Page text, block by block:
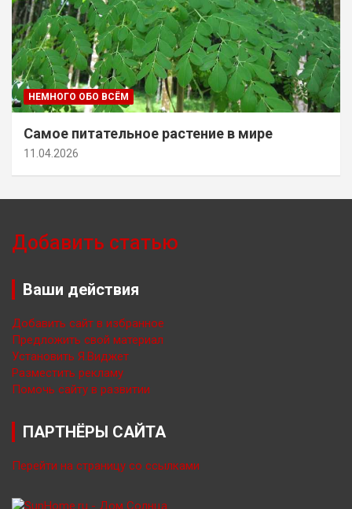
НЕМНОГО ОБО ВСЁМ
Самое питательное растение в мире
11.04.2026
Добавить статью
Ваши действия
Добавить сайт в избранное
Предложить свой материал
Установить Я.Виджет
Разместить рекламу
Помочь сайту в развитии
ПАРТНЁРЫ САЙТА
Перейти на страницу со ссылками